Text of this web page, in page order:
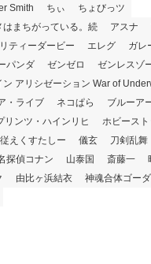
Smith ちぃ
ちょびっツ
まちがっている。続
アスナ
ティーダービー エレグ
ガレ
パンダ ゼンゼロ
ゼンレスゾ
アリシゼーション War of
・ライブ ネコぱら
ブルーア
リンツ・ハインリヒ
ホビースト
えくすたしー 儀玄 刀剣乱舞
探偵コナン 山泰国 斎藤一
由比ヶ浜結衣 神魂合体ゴー